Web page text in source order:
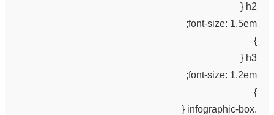
h2 {
font-size: 1.5em;
}
h3 {
font-size: 1.2em;
}
.infographic-box {